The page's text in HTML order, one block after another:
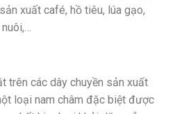
xuất café, hồ tiêu, lúa gạo,
trên các dây chuyền sản xuất
loại nam châm đặc biệt được